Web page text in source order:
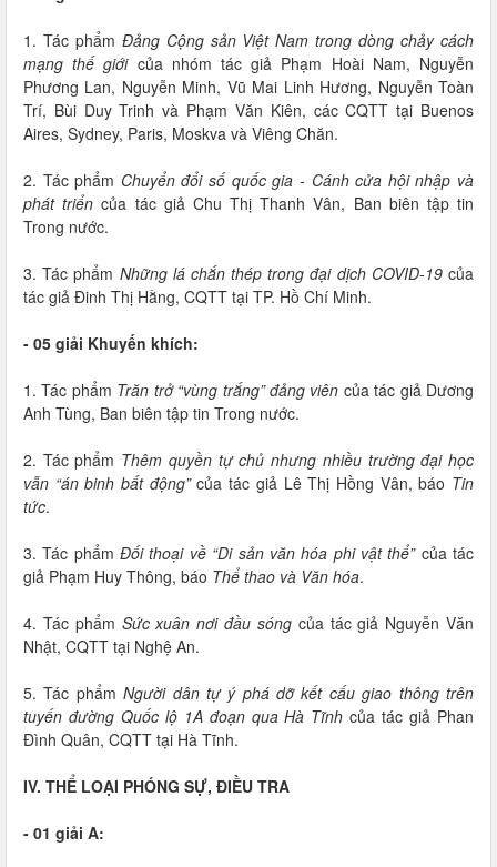
1. Tác phẩm Đảng Cộng sản Việt Nam trong dòng chảy cách
mạng thế giớicủa nhóm tác giả Phạm Hoài Nam, Nguyễn
Phương Lan, Nguyễn Minh, Vũ Mai Linh Hương, Nguyễn Toàn
Trí, Bùi Duy Trinh và Phạm Văn Kiên, các CQTT tại Buenos
Aires, Sydney, Paris, Moskva và Viêng Chăn.
2. Tác phẩm Chuyển đổi số quốc gia - Cánh cửa hội nhập và
phát triểncủa tác giả Chu Thị Thanh Vân, Ban biên tập tin
Trong nước.
3. Tác phẩm Những lá chắn thép trong đại dịch COVID-19của
tác giả Đinh Thị Hằng, CQTT tại TP. Hồ Chí Minh.
- 05 giải Khuyến khích:
1. Tác phẩm Trăn trở “vùng trắng” đảng viên của tác giả Dương
Anh Tùng, Ban biên tập tin Trong nước.
2. Tác phẩm Thêm quyền tự chủ nhưng nhiều trường đại học
vẫn “án binh bất động”của tác giả Lê Thị Hồng Vân, báo Tin
tức.
3. Tác phẩmĐối thoại về “Di sản văn hóa phi vật thể”của tác
giả Phạm Huy Thông, báo Thể thao và Văn hóa.
4. Tác phẩm Sức xuân nơi đầu sóngcủa tác giả Nguyễn Văn
Nhật, CQTT tại Nghệ An.
5. Tác phẩmNgười dân tự ý phá dỡ kết cấu giao thông trên
tuyến đường Quốc lộ 1A đoạn qua Hà Tĩnh của tác giả Phan
Đình Quân, CQTT tại Hà Tĩnh.
IV. THỂ LOẠI PHÓNG SỰ, ĐIỀU TRA
- 01 giải A: